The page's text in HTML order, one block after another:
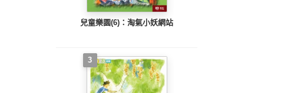
兒童樂園(6)：淘氣小妖網站
3